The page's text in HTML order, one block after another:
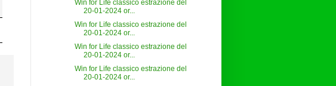
Win for Life classico estrazione del
20-01-2024 or...
Win for Life classico estrazione del
20-01-2024 or...
Win for Life classico estrazione del
20-01-2024 or...
Win for Life classico estrazione del
20-01-2024 or...